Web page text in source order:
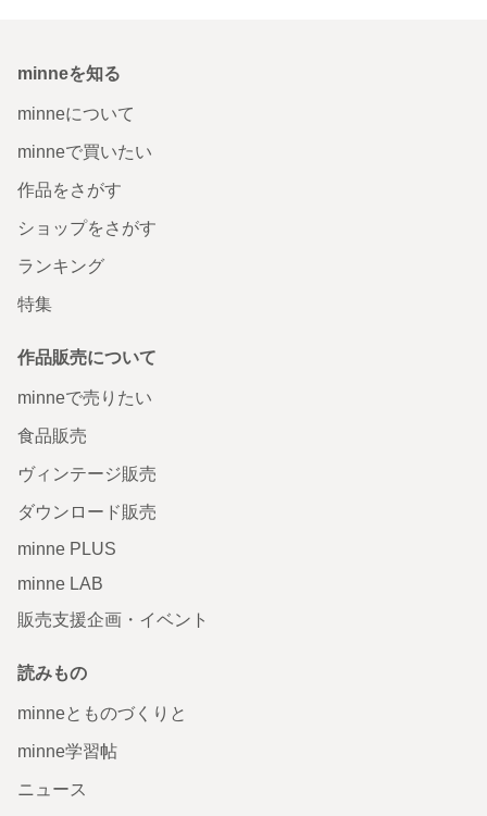
minneを知る
minneについて
minneで買いたい
作品をさがす
ショップをさがす
ランキング
特集
作品販売について
minneで売りたい
食品販売
ヴィンテージ販売
ダウンロード販売
minne PLUS
minne LAB
販売支援企画・イベント
読みもの
minneとものづくりと
minne学習帖
ニュース